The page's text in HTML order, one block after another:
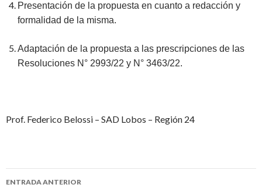
Presentación de la propuesta en cuanto a redacción y
formalidad de la misma.
Adaptación de la propuesta a las prescripciones de las
Resoluciones N° 2993/22 y N° 3463/22.
Prof. Federico Belossi – SAD Lobos – Región 24
Navegación
ENTRADA ANTERIOR